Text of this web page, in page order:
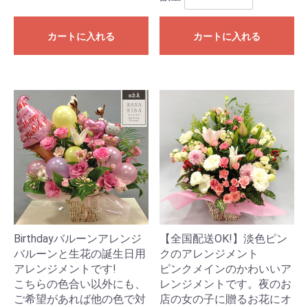
カートに入れる カートに入れる
Birthdayバルーンアレンジ
バルーンと生花の誕生日用
アレンジメントです!
こちらの色合い以外にも、
ご希望があれば他の色で対
【全国配送OK!】淡色ピン
クのアレンジメント
ピンクメインのかわいいア
レンジメントです。夜のお
店の女の子に贈るお花にオ